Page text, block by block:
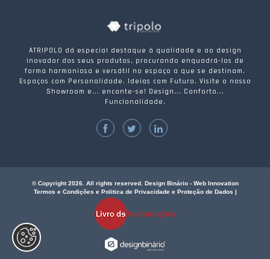
ATRIPOLO dá especial destaque à qualidade e ao design
inovador dos seus produtos, procurando enquadrá-los de
forma harmoniosa e versátil no espaço a que se destinam.
Espaços com Personalidade. Ideias com Futuro. Visite o nosso
Showroom e... encante-se! Design... Conforto...
Funcionalidade.
© Copyright 2026. All rights reserved. Design Binário - Web Innovation
Termos e Condições e Politica de Privacidade e Proteção de Dados |